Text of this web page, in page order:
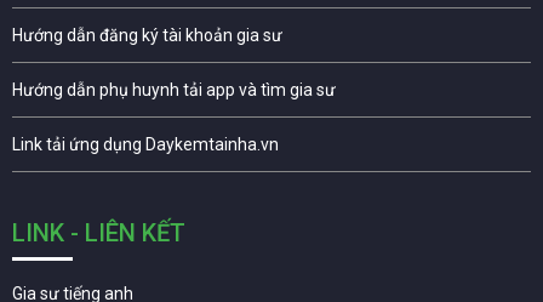
Hướng dẫn đăng ký tài khoản gia sư
Hướng dẫn phụ huynh tải app và tìm gia sư
Link tải ứng dụng Daykemtainha.vn
LINK - LIÊN KẾT
Gia sư tiếng anh